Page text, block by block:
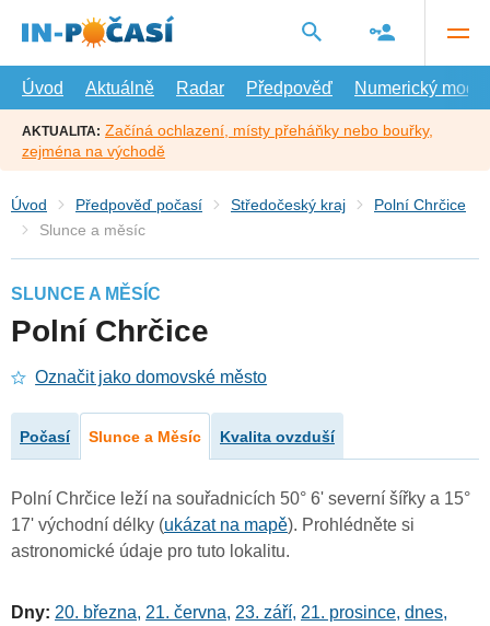
hlavní
Úvod
Aktuálně Radar Předpověď Numerický model
AKTUALITA: Začíná ochlazení, místy přeháňky nebo bouřky,
zejména na východě
Úvod Předpověď počasí Středočeský kraj
Polní Chrčice
Slunce a měsíc
SLUNCE A MĚSÍC
Polní Chrčice
Označit jako domovské město
Počasí Slunce a Měsíc Kvalita ovzduší
Polní Chrčice leží na souřadnicích 50° 6' severní šířky a 15°
17' východní délky (ukázat na mapě). Prohlédněte si
astronomické údaje pro tuto lokalitu.
Dny: 20. března, 21. června, 23. září, 21. prosince, dnes,